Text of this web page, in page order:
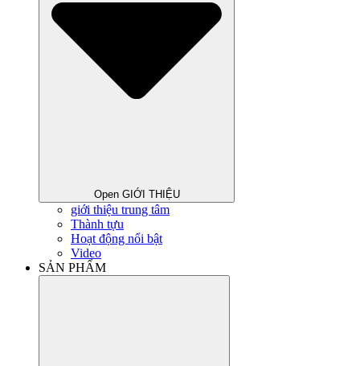
Open GIỚI THIỆU
giới thiệu trung tâm
Thành tựu
Hoạt động nổi bật
Video
SẢN PHẨM